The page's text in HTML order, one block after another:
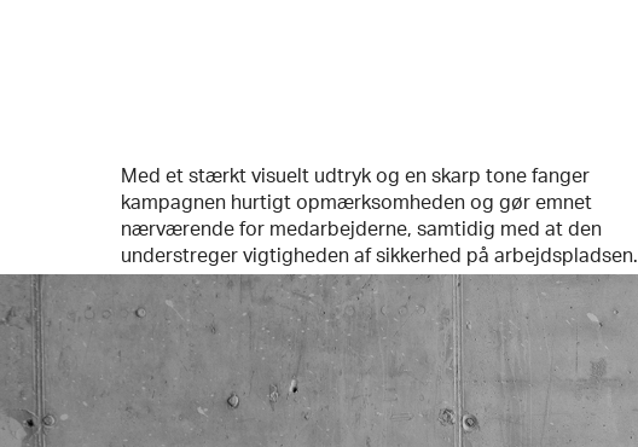
Med et stærkt visuelt udtryk og en skarp tone fanger
kampagnen hurtigt opmærksomheden og gør emnet
nærværende for medarbejderne, samtidig med at den
understreger vigtigheden af sikkerhed på arbejdspladsen.